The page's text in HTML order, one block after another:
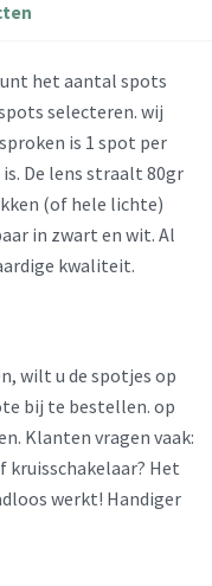
het aantal spots
selecteren. wij
is 1 spot per
De lens straalt 80gr
(of hele lichte)
in zwart en wit. Al
kwaliteit.
wilt u de spotjes op
bij te bestellen. op
Klanten vragen vaak:
kruisschakelaar? Het
werkt! Handiger